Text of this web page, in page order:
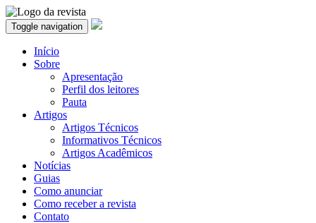
Toggle navigation
Início
Sobre
Apresentação
Perfil dos leitores
Pauta
Artigos
Artigos Técnicos
Informativos Técnicos
Artigos Acadêmicos
Notícias
Guias
Como anunciar
Como receber a revista
Contato